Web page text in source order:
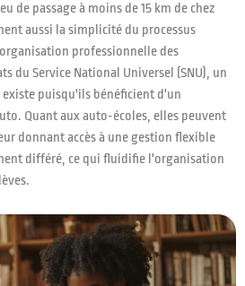
de passage à moins de 15 km de chez
aussi la simplicité du processus
professionnelle des
du Service National Universel (SNU), un
puisqu'ils bénéficient d'un
Quant aux auto-écoles, elles peuvent
donnant accès à une gestion flexible
différé, ce qui fluidifie l'organisation